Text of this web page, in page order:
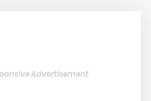
Advertisement